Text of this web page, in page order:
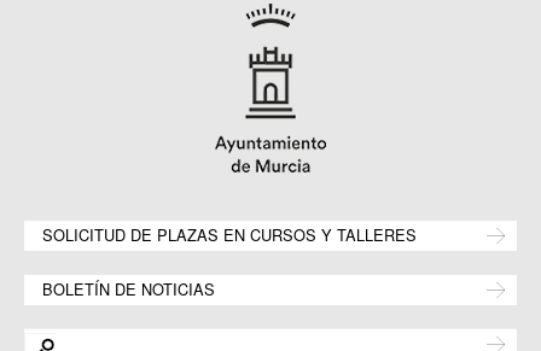
SOLICITUD DE PLAZAS EN CURSOS Y TALLERES
BOLETÍN DE NOTICIAS